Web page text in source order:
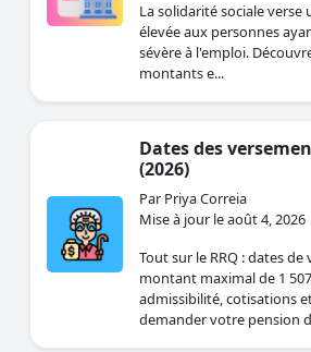
La solidarité sociale
élevée aux personnes
sévère à l'emploi.
montants e...
Dates des
(2026)
Par Priya Correia
Mise à jour le août 4, 2026
Tout sur le RRQ : dates de
montant maximal de 1
admissibilité, cotisations
demander votre pension